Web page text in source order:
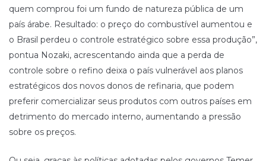
quem comprou foi um fundo de natureza pública de um
país árabe. Resultado: o preço do combustível aumentou e
o Brasil perdeu o controle estratégico sobre essa produção”,
pontua Nozaki, acrescentando ainda que a perda de
controle sobre o refino deixa o país vulnerável aos planos
estratégicos dos novos donos de refinaria, que podem
preferir comercializar seus produtos com outros países em
detrimento do mercado interno, aumentando a pressão
sobre os preços.